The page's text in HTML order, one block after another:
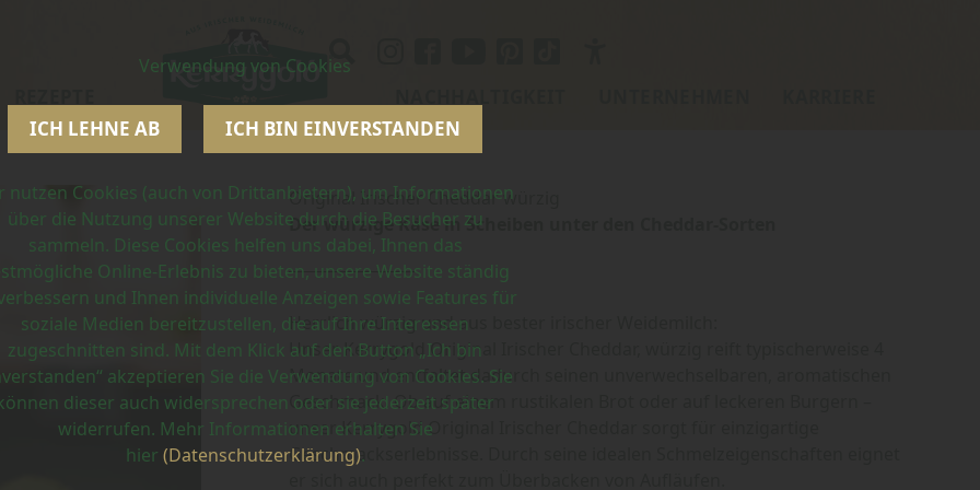
Verwendung von Cookies
ICH LEHNE AB ICH BIN EINVERSTANDEN
nutzen Cookies (auch von Drittanbietern), um Informationen
über die Nutzung unserer Website durch die Besucher zu
sammeln. Diese Cookies helfen uns dabei, Ihnen das
Online-Erlebnis zu bieten, unsere Website ständig
und Ihnen individuelle Anzeigen sowie Features für
soziale Medien bereitzustellen, die auf Ihre Interessen
zugeschnitten sind. Mit dem Klick auf den Button „Ich bin
akzeptieren Sie die Verwendung von Cookies. Sie
dieser auch widersprechen oder sie jederzeit später
widerrufen. Mehr Informationen erhalten Sie
hier (Datenschutzerklärung).
Original Irischer Cheddar würzig
Der würzige Käse in Scheiben unter den Cheddar-Sorten
Herrlich würzig und aus bester irischer Weidemilch:
Unser Kerrygold Original Irischer Cheddar, würzig reift typischerweise 4
Monate und entfaltet dadurch seinen unverwechselbaren, aromatischen
Geschmack. Ob auf einem rustikalen Brot oder auf leckeren Burgern –
unser Kerrygold Original Irischer Cheddar sorgt für einzigartige
Geschmackserlebnisse. Durch seine idealen Schmelzeigenschaften eignet